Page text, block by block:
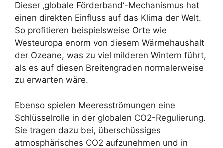
Dieser ‚globale Förderband‘-Mechanismus hat
einen direkten Einfluss auf das Klima der Welt.
So profitieren beispielsweise Orte wie
Westeuropa enorm von diesem Wärmehaushalt
der Ozeane, was zu viel milderen Wintern führt,
als es auf diesen Breitengraden normalerweise
zu erwarten wäre.
Ebenso spielen Meeresströmungen eine
Schlüsselrolle in der globalen CO2-Regulierung.
Sie tragen dazu bei, überschüssiges
atmosphärisches CO2 aufzunehmen und in